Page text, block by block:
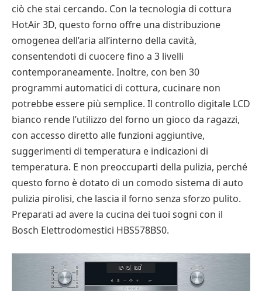
ciò che stai cercando. Con la tecnologia di cottura
HotAir 3D, questo forno offre una distribuzione
omogenea dell’aria all’interno della cavità,
consentendoti di cuocere fino a 3 livelli
contemporaneamente. Inoltre, con ben 30
programmi automatici di cottura, cucinare non
potrebbe essere più semplice. Il controllo digitale LCD
bianco rende l’utilizzo del forno un gioco da ragazzi,
con accesso diretto alle funzioni aggiuntive,
suggerimenti di temperatura e indicazioni di
temperatura. E non preoccuparti della pulizia, perché
questo forno è dotato di un comodo sistema di auto
pulizia pirolisi, che lascia il forno senza sforzo pulito.
Preparati ad avere la cucina dei tuoi sogni con il
Bosch Elettrodomestici HBS578BS0.